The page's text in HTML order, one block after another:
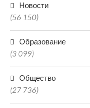
Новости
(56 150)
Образование
(3 099)
Общество
(27 736)